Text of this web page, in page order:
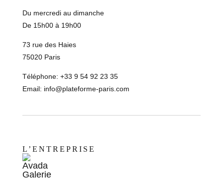
Du mercredi au dimanche
De 15h00 à 19h00
73 rue des Haies
75020 Paris
Téléphone: +33 9 54 92 23 35
Email: info@plateforme-paris.com
L’ENTREPRISE